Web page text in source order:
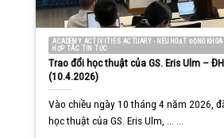
ACADEMY ACTIVITIES ACTUARY - NEU HOẠT ĐỘNG
HỢP TÁC TIN TỨC
Trao đổi học thuật của GS. Eris Ulm –
(10.4.2026)
Vào chiều ngày 10 tháng 4 năm 2026,
học thuật của GS. Eris Ulm, ... ...